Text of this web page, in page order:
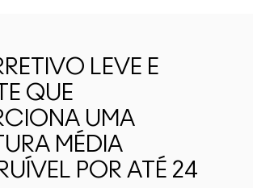
LEVE E
QUE
UMA
MÉDIA
POR ATÉ 24